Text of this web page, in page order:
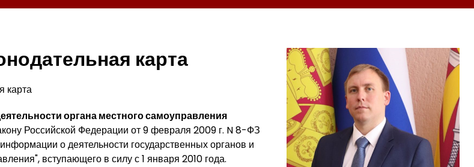
карта
карта
органа местного самоуправления
Российской Федерации от 9 февраля 2009 г. N 8-ФЗ
о деятельности государственных органов и
вступающего в силу с 1 января 2010 года.